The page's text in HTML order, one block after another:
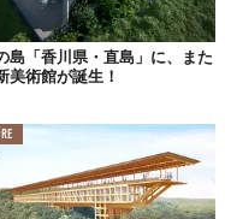
島「香川県・直島」に、また
美術館が誕生！